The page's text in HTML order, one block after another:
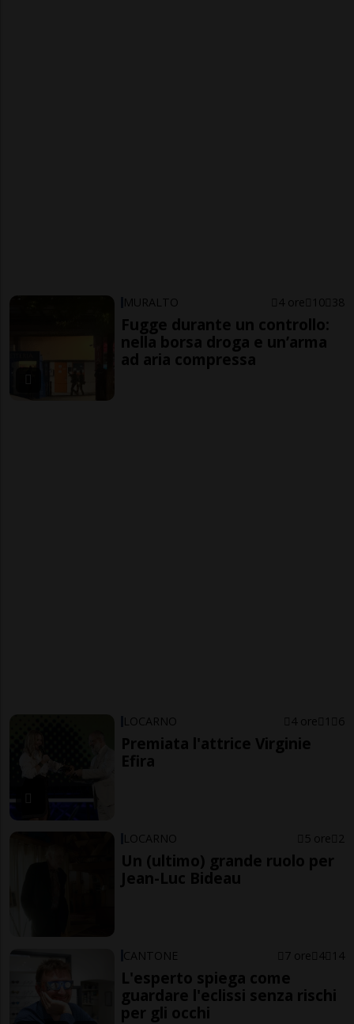
MURALTO 4 ore 10 38
Fugge durante un controllo:
nella borsa droga e un’arma
ad aria compressa
LOCARNO 4 ore 1 6
Premiata l'attrice Virginie
Efira
LOCARNO 5 ore 2
Un (ultimo) grande ruolo per
Jean-Luc Bideau
CANTONE 7 ore 4 14
L'esperto spiega come
guardare l'eclissi senza rischi
per gli occhi